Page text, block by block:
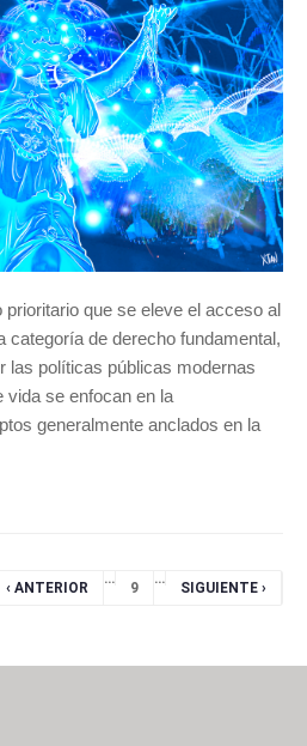
que se eleve el acceso al
categoría de derecho fundamental,
las políticas públicas modernas
vida se enfocan en la
generalmente anclados en la
‹ ANTERIOR
…
9
…
SIGUIENTE ›